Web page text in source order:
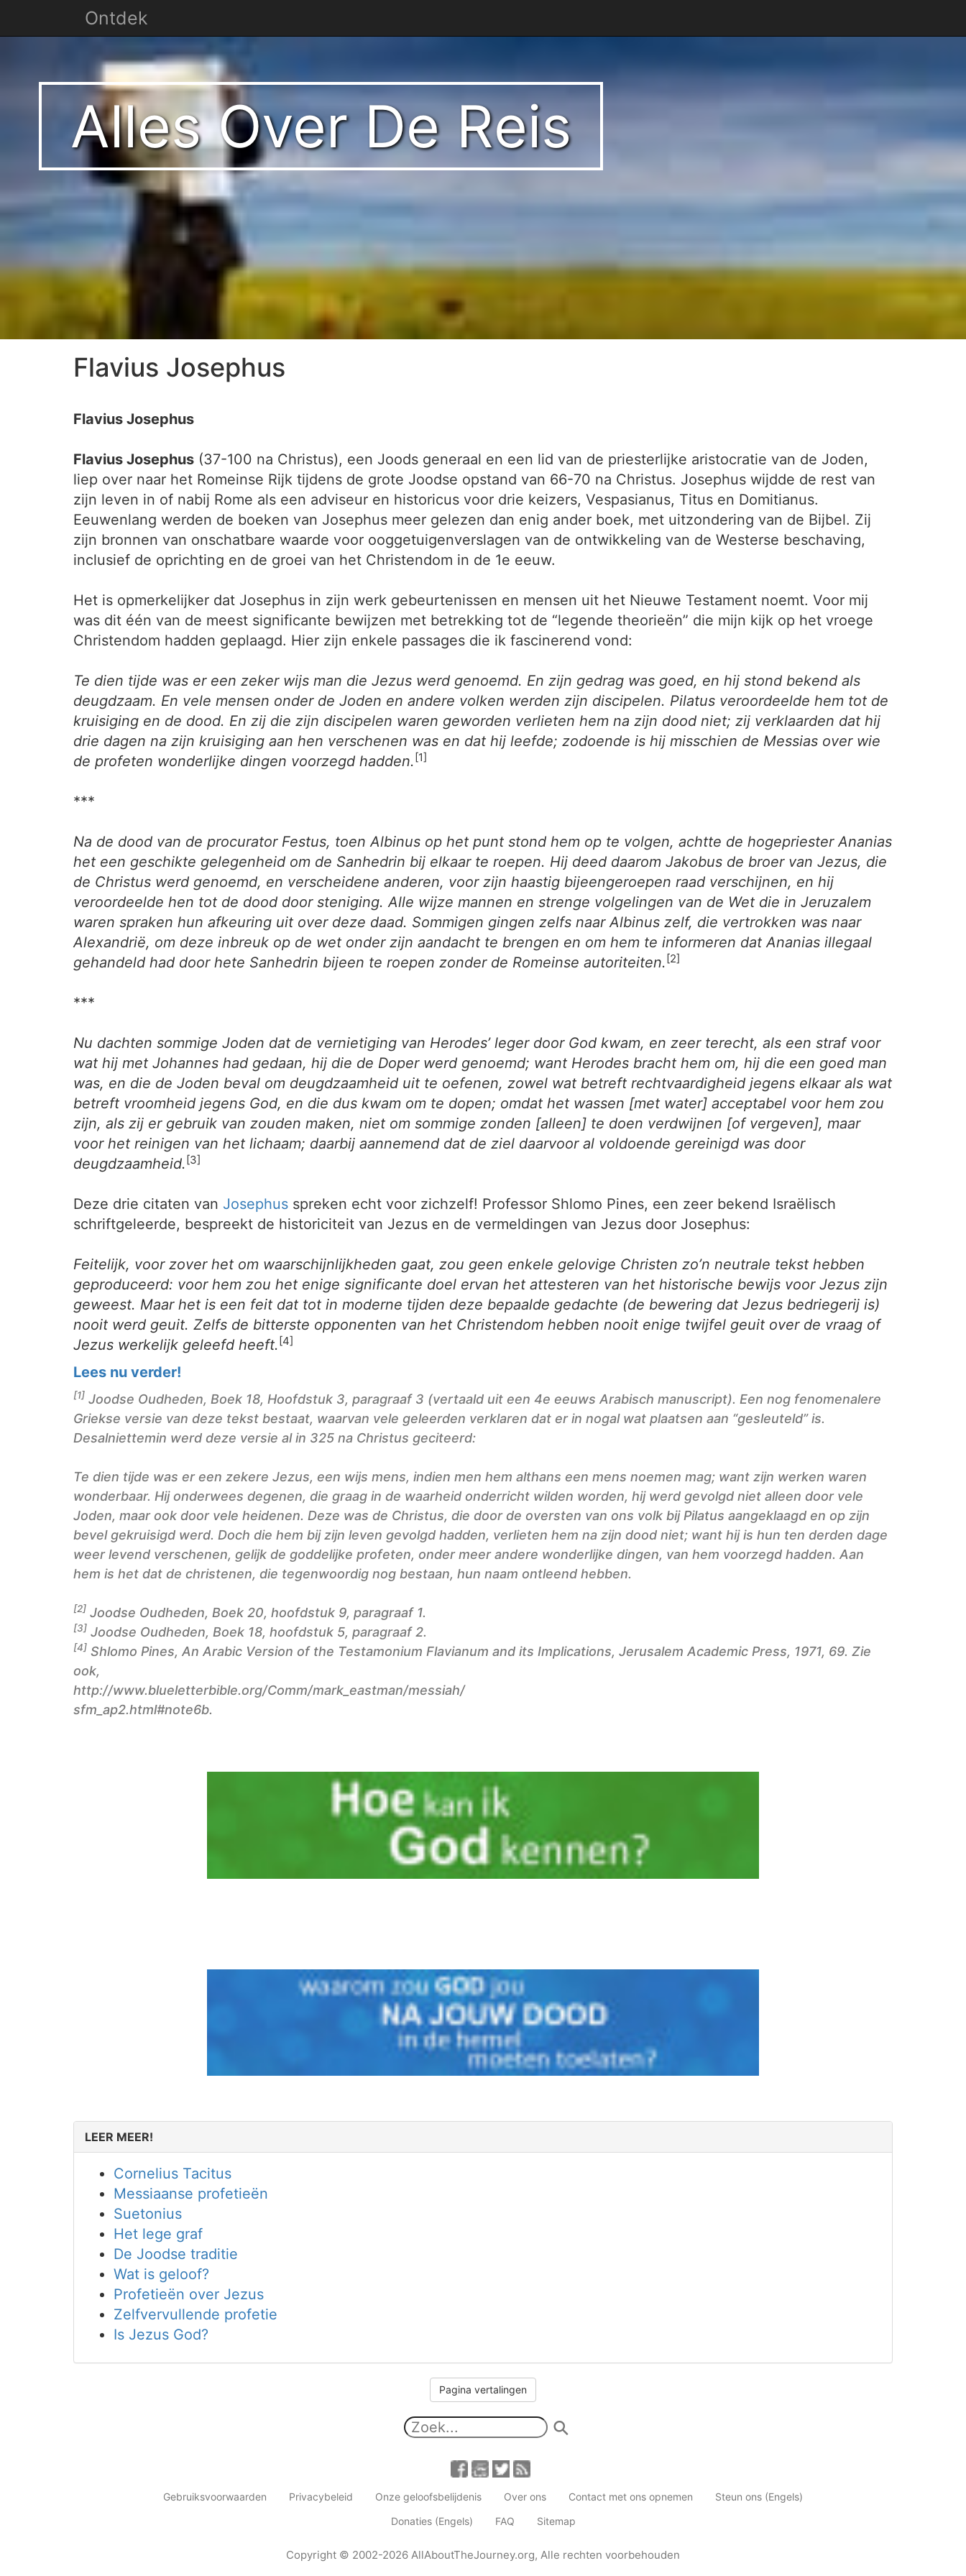
Alles Over De Reis
Flavius Josephus
Flavius Josephus
Flavius Josephus (37-100 na Christus), een Joods generaal en een lid van de priesterlijke aristocratie van de Joden,
liep over naar het Romeinse Rijk tijdens de grote Joodse opstand van 66-70 na Christus. Josephus wijdde de rest van
zijn leven in of nabij Rome als een adviseur en historicus voor drie keizers, Vespasianus, Titus en Domitianus.
Eeuwenlang werden de boeken van Josephus meer gelezen dan enig ander boek, met uitzondering van de Bijbel. Zij
zijn bronnen van onschatbare waarde voor ooggetuigenverslagen van de ontwikkeling van de Westerse beschaving,
inclusief de oprichting en de groei van het Christendom in de 1e eeuw.
Het is opmerkelijker dat Josephus in zijn werk gebeurtenissen en mensen uit het Nieuwe Testament noemt. Voor mij
was dit één van de meest significante bewijzen met betrekking tot de “legende theorieën” die mijn kijk op het vroege
Christendom hadden geplaagd. Hier zijn enkele passages die ik fascinerend vond:
Te dien tijde was er een zeker wijs man die Jezus werd genoemd. En zijn gedrag was goed, en hij stond bekend als
deugdzaam. En vele mensen onder de Joden en andere volken werden zijn discipelen. Pilatus veroordeelde hem tot de
kruisiging en de dood. En zij die zijn discipelen waren geworden verlieten hem na zijn dood niet; zij verklaarden dat hij
drie dagen na zijn kruisiging aan hen verschenen was en dat hij leefde; zodoende is hij misschien de Messias over wie
de profeten wonderlijke dingen voorzegd hadden.[1]
***
Na de dood van de procurator Festus, toen Albinus op het punt stond hem op te volgen, achtte de hogepriester Ananias
het een geschikte gelegenheid om de Sanhedrin bij elkaar te roepen. Hij deed daarom Jakobus de broer van Jezus, die
de Christus werd genoemd, en verscheidene anderen, voor zijn haastig bijeengeroepen raad verschijnen, en hij
veroordeelde hen tot de dood door steniging. Alle wijze mannen en strenge volgelingen van de Wet die in Jeruzalem
waren spraken hun afkeuring uit over deze daad. Sommigen gingen zelfs naar Albinus zelf, die vertrokken was naar
Alexandrië, om deze inbreuk op de wet onder zijn aandacht te brengen en om hem te informeren dat Ananias illegaal
gehandeld had door hete Sanhedrin bijeen te roepen zonder de Romeinse autoriteiten.[2]
***
Nu dachten sommige Joden dat de vernietiging van Herodes’ leger door God kwam, en zeer terecht, als een straf voor
wat hij met Johannes had gedaan, hij die de Doper werd genoemd; want Herodes bracht hem om, hij die een goed man
was, en die de Joden beval om deugdzaamheid uit te oefenen, zowel wat betreft rechtvaardigheid jegens elkaar als wat
betreft vroomheid jegens God, en die dus kwam om te dopen; omdat het wassen [met water] acceptabel voor hem zou
zijn, als zij er gebruik van zouden maken, niet om sommige zonden [alleen] te doen verdwijnen [of vergeven], maar
voor het reinigen van het lichaam; daarbij aannemend dat de ziel daarvoor al voldoende gereinigd was door
deugdzaamheid.[3]
Deze drie citaten van Josephus spreken echt voor zichzelf! Professor Shlomo Pines, een zeer bekend Israëlisch
schriftgeleerde, bespreekt de historiciteit van Jezus en de vermeldingen van Jezus door Josephus:
Feitelijk, voor zover het om waarschijnlijkheden gaat, zou geen enkele gelovige Christen zo’n neutrale tekst hebben
geproduceerd: voor hem zou het enige significante doel ervan het attesteren van het historische bewijs voor Jezus zijn
geweest. Maar het is een feit dat tot in moderne tijden deze bepaalde gedachte (de bewering dat Jezus bedriegerij is)
nooit werd geuit. Zelfs de bitterste opponenten van het Christendom hebben nooit enige twijfel geuit over de vraag of
Jezus werkelijk geleefd heeft.[4]
Lees nu verder!
[1] Joodse Oudheden, Boek 18, Hoofdstuk 3, paragraaf 3 (vertaald uit een 4e eeuws Arabisch manuscript). Een nog fenomenalere
Griekse versie van deze tekst bestaat, waarvan vele geleerden verklaren dat er in nogal wat plaatsen aan “gesleuteld” is.
Desalniettemin werd deze versie al in 325 na Christus geciteerd:
Te dien tijde was er een zekere Jezus, een wijs mens, indien men hem althans een mens noemen mag; want zijn werken waren
wonderbaar. Hij onderwees degenen, die graag in de waarheid onderricht wilden worden, hij werd gevolgd niet alleen door vele
Joden, maar ook door vele heidenen. Deze was de Christus, die door de oversten van ons volk bij Pilatus aangeklaagd en op zijn
bevel gekruisigd werd. Doch die hem bij zijn leven gevolgd hadden, verlieten hem na zijn dood niet; want hij is hun ten derden dage
weer levend verschenen, gelijk de goddelijke profeten, onder meer andere wonderlijke dingen, van hem voorzegd hadden. Aan
hem is het dat de christenen, die tegenwoordig nog bestaan, hun naam ontleend hebben.
[2] Joodse Oudheden, Boek 20, hoofdstuk 9, paragraaf 1.
[3] Joodse Oudheden, Boek 18, hoofdstuk 5, paragraaf 2.
[4] Shlomo Pines, An Arabic Version of the Testamonium Flavianum and its Implications, Jerusalem Academic Press, 1971, 69. Zie
ook,
http://www.blueletterbible.org/Comm/mark_eastman/messiah/
sfm_ap2.html#note6b.
LEER MEER!
Cornelius Tacitus
Messiaanse profetieën
Suetonius
Het lege graf
De Joodse traditie
Wat is geloof?
Profetieën over Jezus
Zelfvervullende profetie
Is Jezus God?
Pagina vertalingen
Gebruiksvoorwaarden Privacybeleid Onze geloofsbelijdenis Over ons Contact met ons opnemen
Steun ons (Engels)
Donaties (Engels)
FAQ Sitemap
Copyright © 2002-2026 AllAboutTheJourney.org, Alle rechten voorbehouden
Ontdek